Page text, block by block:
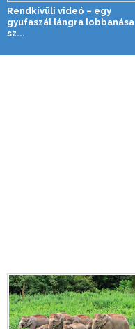
Rendkívüli videó – egy
gyufaszál lángra lobbanása
sz...